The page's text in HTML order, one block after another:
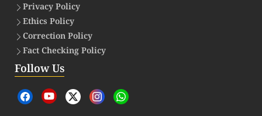
Privacy Policy
Ethics Policy
Correction Policy
Fact Checking Policy
Follow Us